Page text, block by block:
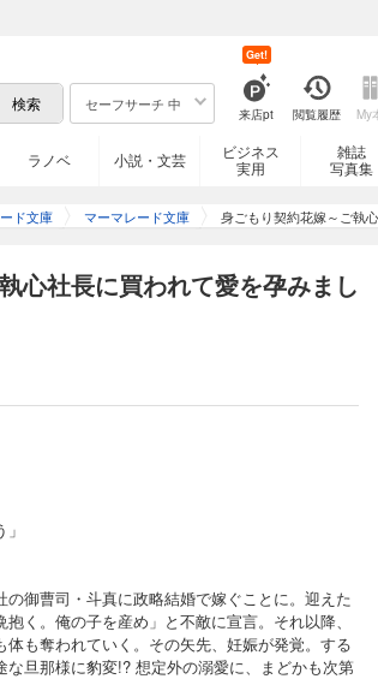
セーフサーチ 中
来店pt
Get!
閲覧履歴 My
ラノベ 小説・文芸
ビジネス
実用
雑誌
写真集
ド文庫 マーマレード文庫 身ごもり契約花嫁～ご執
心社長に買われて愛を孕みまし
御曹司・斗真に政略結婚で嫁ぐことに。迎えた
く。俺の子を産め」と不敵に宣言。それ以降、
も奪われていく。その矢先、妊娠が発覚。する
な旦那様に豹変!? 想定外の溺愛に、まどかも次第